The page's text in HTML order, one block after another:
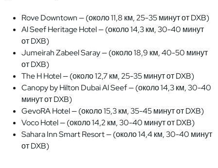
Rove Downtown — (около 11,8 км, 25-35 минут от DXB)
Al Seef Heritage Hotel — (около 14,3 км, 30-40 минут
от DXB)
Jumeirah Zabeel Saray — (около 18,9 км, 40-50 минут
от DXB)
The H Hotel — (около 12,7 км, 25-35 минут от DXB)
Canopy by Hilton Dubai Al Seef — (около 14,3 км, 30-40
минут от DXB)
GevoRA Hotel — (около 15,3 км, 35-45 минут от DXB)
Voco Hotel — (около 14,2 км, 30-40 минут от DXB)
Sahara Inn Smart Resort — (около 14,4 км, 30-40 минут
от DXB)